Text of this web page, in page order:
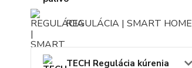
REGULÁCIA | SMART HOME
TECH Regulácia kúrenia